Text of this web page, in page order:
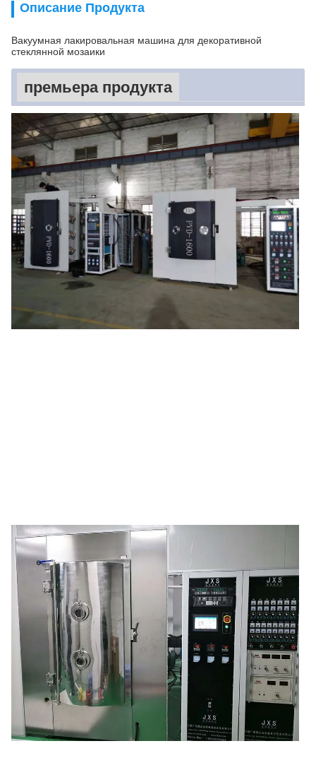
Описание Продукта
Вакуумная лакировальная машина для декоративной
стеклянной мозаики
премьера продукта